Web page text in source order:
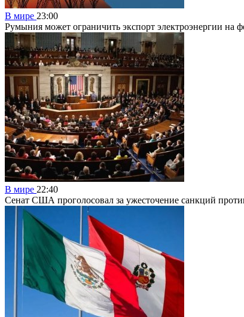
В мире 23:00
Румыния может ограничить экспорт электроэнергии на
В мире 22:40
Сенат США проголосовал за ужесточение санкций